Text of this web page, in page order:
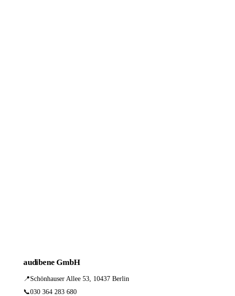
audibene GmbH
📍Schönhauser Allee 53, 10437 Berlin
📞030 364 283 680